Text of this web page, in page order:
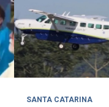
SANTA CATARINA